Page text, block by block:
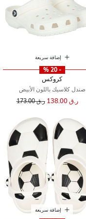
إضافة سريعة
- 20 %
كروكس
صندل كلاسيك باللون الأبيض
ر.ق 138.00 سعر مخفض من
ر.ق 173.00 إلى
إضافة سريعة